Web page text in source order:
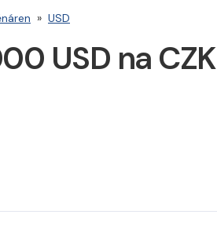
» USD
USD na CZK